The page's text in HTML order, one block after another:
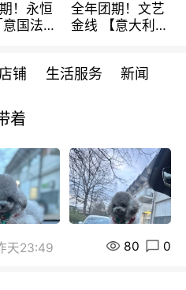
！永恒
国法
~包拼房
全年团期！文艺
金线 【意大利一
每周铁发！
铺 生活服务 新闻
着
天23:49 80 0